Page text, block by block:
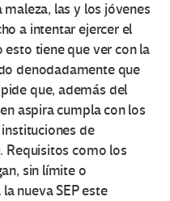
las y los jóvenes
a intentar ejercer el
esto tiene que ver con la
denodadamente que
que, además del
aspira cumpla con los
de
Requisitos como los
sin límite o
nueva SEP este